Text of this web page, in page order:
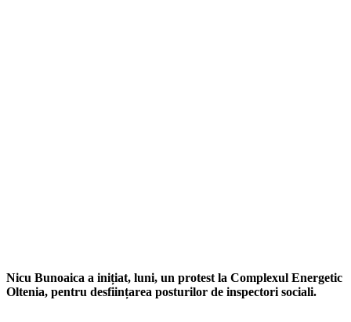
Nicu Bunoaica a inițiat, luni, un protest la Complexul Energetic
Oltenia, pentru desființarea posturilor de inspectori sociali.